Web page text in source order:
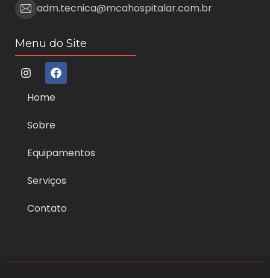
adm.tecnica@mcahospitalar.com.br
Menu do Site
Home
Sobre
Equipamentos
Serviços
Contato